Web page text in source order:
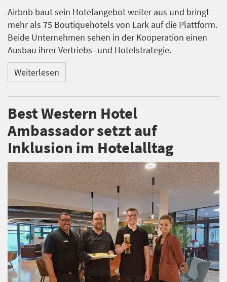
Airbnb baut sein Hotelangebot weiter aus und bringt
mehr als 75 Boutiquehotels von Lark auf die Plattform.
Beide Unternehmen sehen in der Kooperation einen
Ausbau ihrer Vertriebs- und Hotelstrategie.
Weiterlesen
Best Western Hotel
Ambassador setzt auf
Inklusion im Hotelalltag